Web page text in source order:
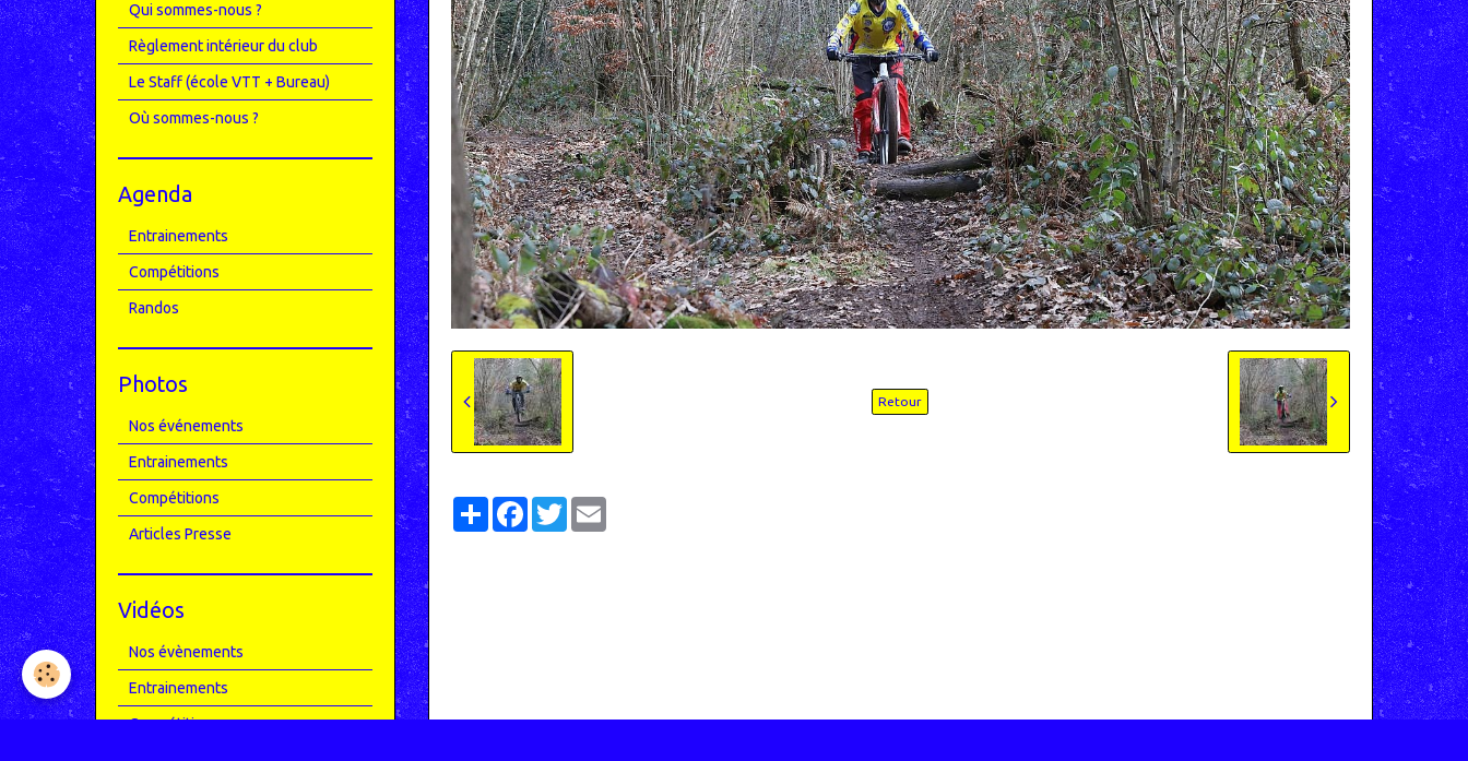
Retour
PartagerFacebook
TwitterEmail
Qui sommes-nous ?
Règlement intérieur du club
Le Staff (école VTT + Bureau)
Où sommes-nous ?
Agenda
Entrainements
Compétitions
Randos
Photos
Nos événements
Entrainements
Compétitions
Articles Presse
Vidéos
Nos évènements
Entrainements
Compétitions